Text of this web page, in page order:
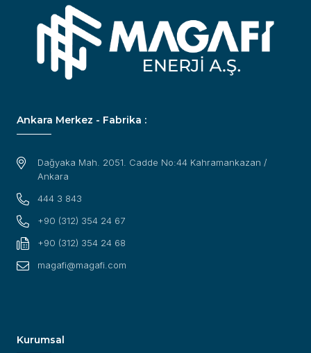
Ankara Merkez - Fabrika :
Dağyaka Mah. 2051. Cadde No:44 Kahramankazan /
Ankara
444 3 843
+90 (312) 354 24 67
+90 (312) 354 24 68
magafi@magafi.com
Kurumsal